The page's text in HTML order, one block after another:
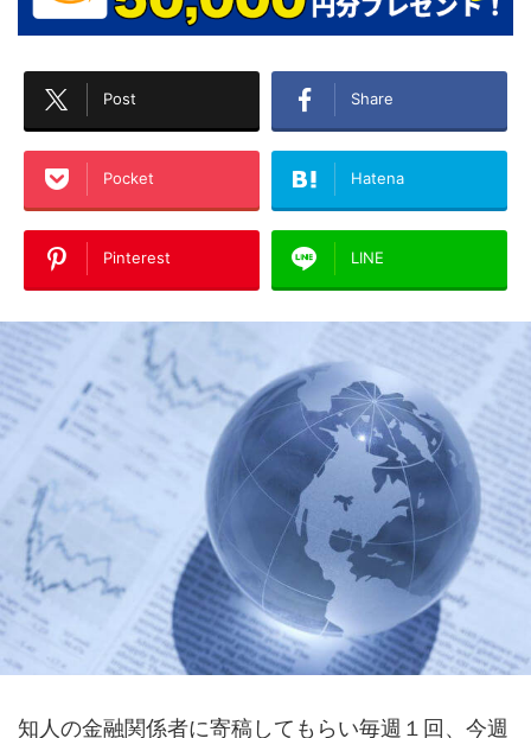
Post Share
Pocket Hatena
Pinterest LINE
知人の金融関係者に寄稿してもらい毎週１回、今週